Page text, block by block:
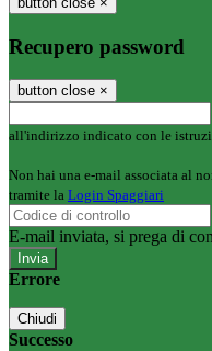
Recupero password
button close ×
all'indirizzo indicato con le
Non hai una e-mail associata al
tramite la Login Spaggiari
E-mail inviata, si prega di
Errore
Chiudi
Successo